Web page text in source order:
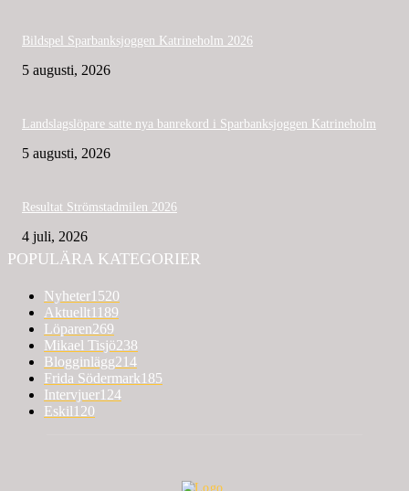
Bildspel Sparbanksjoggen Katrineholm 2026
5 augusti, 2026
Landslagslöpare satte nya banrekord i Sparbanksjoggen Katrineholm
5 augusti, 2026
Resultat Strömstadmilen 2026
4 juli, 2026
POPULÄRA KATEGORIER
Nyheter1520
Aktuellt1189
Löparen269
Mikael Tisjö238
Blogginlägg214
Frida Södermark185
Intervjuer124
Eskil120